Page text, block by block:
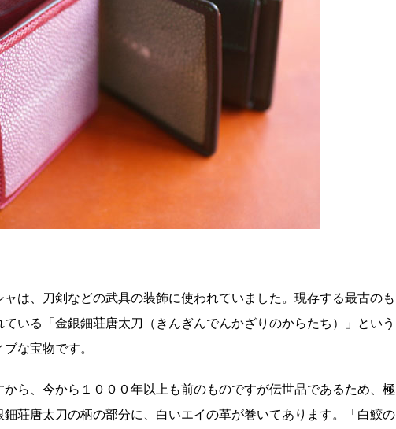
は、刀剣などの武具の装飾に使われていました。現存する最古のも
いる「金銀鈿荘唐太刀（きんぎんでんかざりのからたち）」という
ブな宝物です。
ら、今から１０００年以上も前のものですが伝世品であるため、極
荘唐太刀の柄の部分に、白いエイの革が巻いてあります。「白鮫の